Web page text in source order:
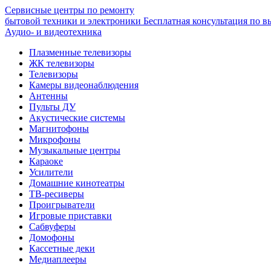
Сервисные центры по ремонту
бытовой техники и электроники Бесплатная консультация по
Аудио- и видеотехника
Плазменные телевизоры
ЖК телевизоры
Телевизоры
Камеры видеонаблюдения
Антенны
Пульты ДУ
Акустические системы
Магнитофоны
Микрофоны
Музыкальные центры
Караоке
Усилители
Домашние кинотеатры
ТВ-ресиверы
Проигрыватели
Игровые приставки
Сабвуферы
Домофоны
Кассетные деки
Медиаплееры